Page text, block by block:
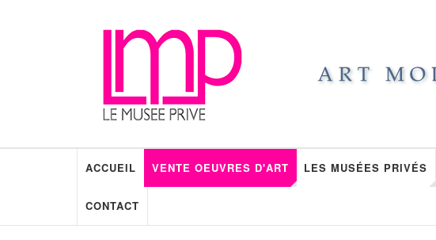
ACCUEIL VENTE OEUVRES D'ART LES MUSÉES PRIVÉS
CONTACT